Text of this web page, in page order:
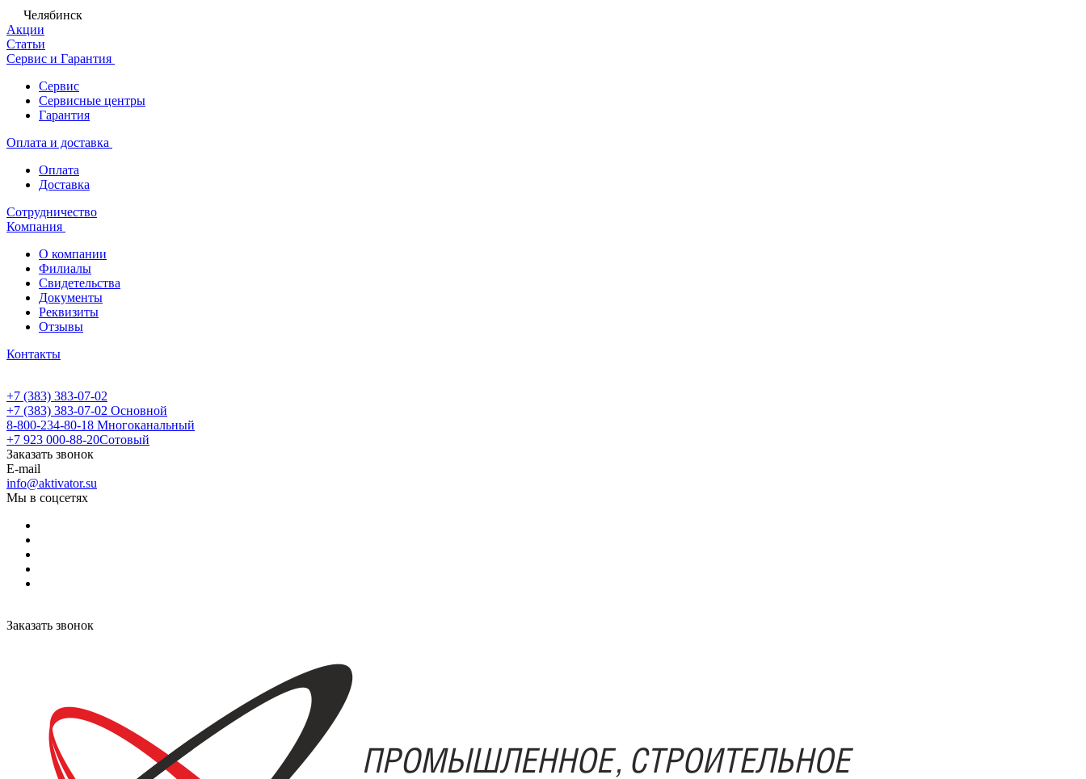
Челябинск
Акции
Статьи
Сервис и Гарантия
Сервис
Сервисные центры
Гарантия
Оплата и доставка
Оплата
Доставка
Сотрудничество
Компания
О компании
Филиалы
Свидетельства
Документы
Реквизиты
Отзывы
Контакты
+7 (383) 383-07-02
+7 (383) 383-07-02 Основной
8-800-234-80-18 Многоканальный
+7 923 000-88-20Сотовый
Заказать звонок
E-mail
info@aktivator.su
Мы в соцсетях
Заказать звонок